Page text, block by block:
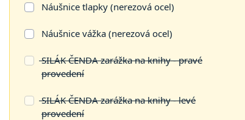
Náušnice tlapky (nerezová ocel)
Náušnice vážka (nerezová ocel)
SILÁK ČENDA zarážka na knihy - pravé
provedení
SILÁK ČENDA zarážka na knihy - levé
provedení